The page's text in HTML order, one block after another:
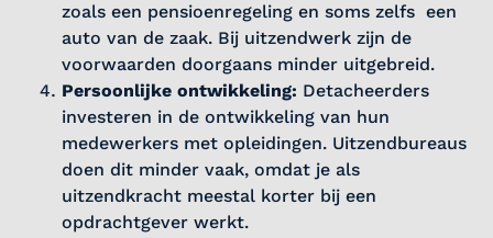
zoals een pensioenregeling en soms zelfs een
auto van de zaak. Bij uitzendwerk zijn de
voorwaarden doorgaans minder uitgebreid.
Persoonlijke ontwikkeling: Detacheerders
investeren in de ontwikkeling van hun
medewerkers met opleidingen. Uitzendbureaus
doen dit minder vaak, omdat je als
uitzendkracht meestal korter bij een
opdrachtgever werkt.